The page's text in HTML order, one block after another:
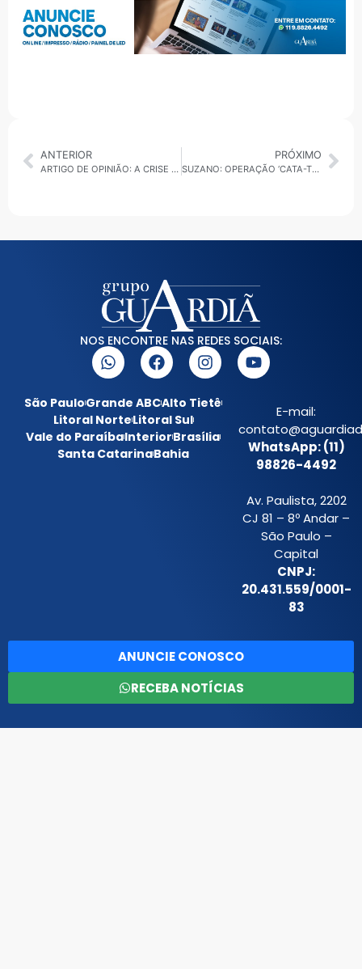
ANTERIOR
ARTIGO DE OPINIÃO: A CRISE VENEZUELANA E O FUTURO DA ORDEM MULTIPOLAR
PRÓXIMO
SUZANO: OPERAÇÃO ‘CATA-TRECO’ INICIA 2026 COM NOVO FORMATO E PASSA A ATENDER UM BAIRRO POR DIA
NOS ENCONTRE NAS REDES SOCIAIS:
São PauloGrande ABCAlto Tietê
Litoral NorteLitoral Sul
Vale do ParaíbaInteriorBrasília
Santa CatarinaBahia
E-mail:
WhatsApp: (11)
98826-4492
Av. Paulista, 2202
CJ 81 – 8º Andar –
São Paulo –
Capital
CNPJ:
20.431.559/0001-
83
ANUNCIE CONOSCO
RECEBA NOTÍCIAS